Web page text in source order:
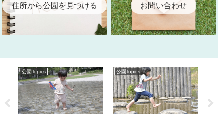
住所から公園を見つける お問い合わせ
公園Topics 公園Topics